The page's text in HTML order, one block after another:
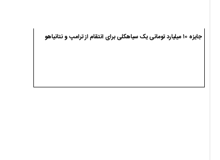
جایزه ۱۰ میلیارد تومانی یک سیاهکلی برای انتقام از ترامپ و نتانیاهو